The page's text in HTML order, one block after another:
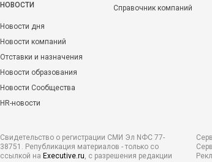
НОВОСТИ
Новости дня
Новости компаний
Отставки и назначения
Новости образования
Новости Сообщества
HR-новости
Справочник компаний
Свидетельство о регистрации СМИ Эл NФС 77-
38751. Републикация материалов - только со
ссылкой на Executive.ru, с разрешения редакции